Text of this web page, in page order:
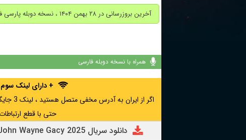
آخرین بروزرسانی در ۲۸ بهمن ۱۴۰۴ ، نسخه دوبله پارسی فصل اول اضافه شد.
همراه با نسخه دوبله فارسی
+ دارای لینک
حتی با قطع
دانلود سریال Devil in Disguise: John Wayne Gacy 2025